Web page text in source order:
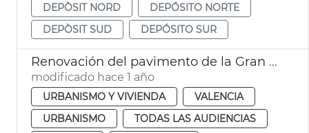
DEPÒSIT NORD
DEPÓSITO NORTE
DEPÒSIT SUD
DEPÓSITO SUR
Renovación del pavimento de la Gran Via Marqués del Túria de València
modificado hace 1 año
URBANISMO Y VIVIENDA
VALENCIA
URBANISMO
TODAS LAS AUDIENCIAS